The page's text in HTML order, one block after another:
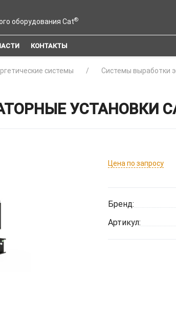
оборудования Cat®
КОНТАКТЫ
системы Системы выработки
УСТАНОВКИ
Цена по запросу
Бренд:
Артикул: